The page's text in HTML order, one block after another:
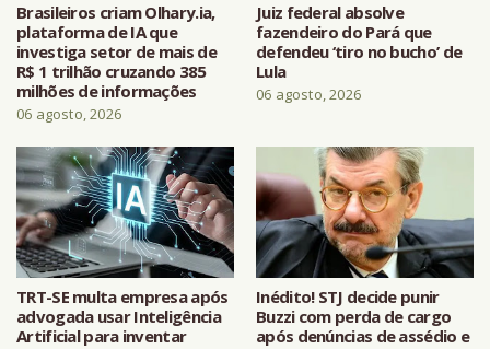
Brasileiros criam Olhary.ia,
plataforma de IA que
investiga setor de mais de
R$ 1 trilhão cruzando 385
milhões de informações
06 agosto, 2026
Juiz federal absolve
fazendeiro do Pará que
defendeu ‘tiro no bucho’ de
Lula
06 agosto, 2026
TRT-SE multa empresa após
advogada usar Inteligência
Artificial para inventar
Inédito! STJ decide punir
Buzzi com perda de cargo
após denúncias de assédio e